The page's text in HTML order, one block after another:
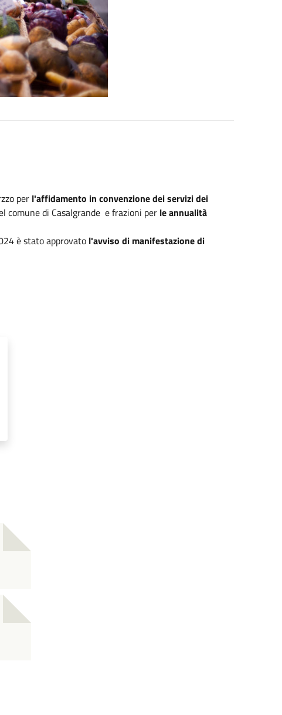
per l'affidamento in convenzione dei servizi dei
comune di Casalgrande e frazioni perle annualità
è stato approvatol'avviso di manifestazione di